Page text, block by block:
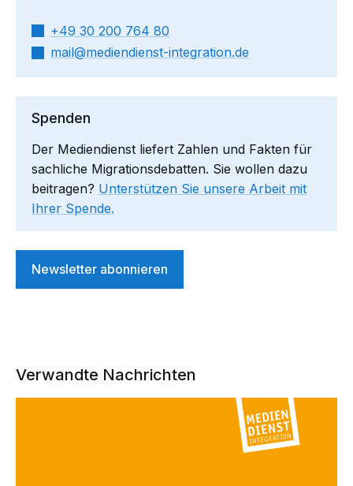
+49 30 200 764 80
mail​
mediendienst-integration.de
Spenden
Der Mediendienst liefert Zahlen und Fakten für
sachliche Migrationsdebatten. Sie wollen dazu
beitragen? Unterstützen Sie unsere Arbeit mit
Ihrer Spende.
Newsletter abonnieren
Verwandte Nachrichten